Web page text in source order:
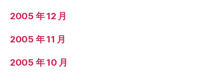
2005 年 12 月
2005 年 11 月
2005 年 10 月